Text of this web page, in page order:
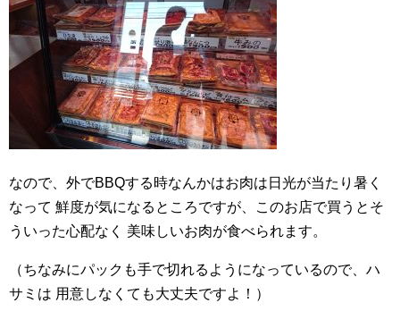
なので、外でBBQする時なんかはお肉は日光が当たり暑く
なって 鮮度が気になるところですが、このお店で買うとそ
ういった心配なく
美味しいお肉が食べられます。
（ちなみにパックも手で切れるようになっているので、ハ
サミは 用意しなくても大丈夫ですよ！）